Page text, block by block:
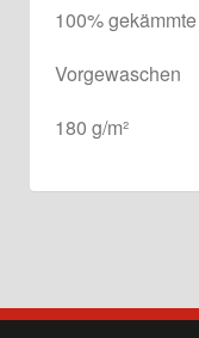
100%
Vorgewaschen
180 g/m²